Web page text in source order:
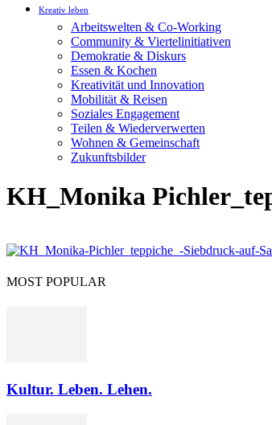
Kreativ leben
Arbeitswelten & Co-Working
Community & Viertelinitiativen
Demokratie & Diskurs
Essen & Kochen
Kreativität und Innovation
Mobilität & Reisen
Soziales Engagement
Teilen & Wiederverwerten
Wohnen & Gemeinschaft
Zukunftsbilder
KH_Monika
MOST POPULAR
Kultur. Leben. Lehen.